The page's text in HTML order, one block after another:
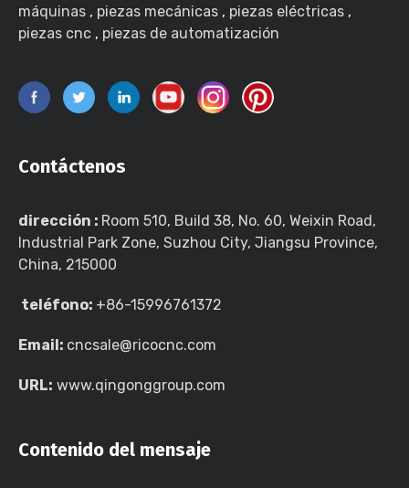
máquinas , piezas mecánicas , piezas eléctricas ,
piezas cnc , piezas de automatización
Contáctenos
dirección : Room 510, Build 38, No. 60, Weixin Road,
Industrial Park Zone, Suzhou City, Jiangsu Province,
China, 215000
teléfono: +86-15996761372
Email: cncsale@ricocnc.com
URL: www.qingonggroup.com
Contenido del mensaje